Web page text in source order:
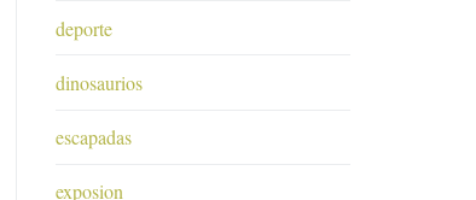
deporte
dinosaurios
escapadas
exposion